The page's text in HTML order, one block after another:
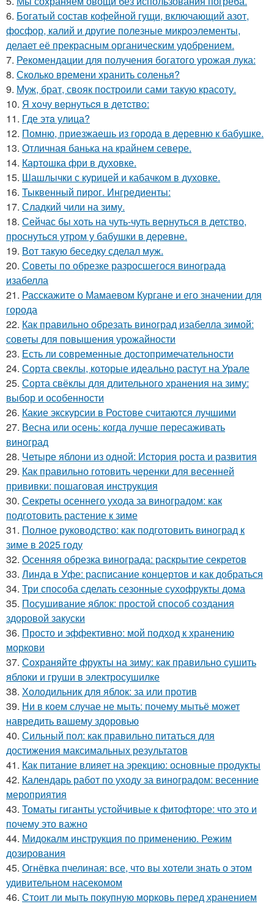
6. Богатый состав кофейной гущи, включающий азот,
фосфор, калий и другие полезные микроэлементы,
делает её прекрасным органическим удобрением.
7. Рекомендации для получения богатого урожая лука:
8. Сколько времени хранить соленья?
9. Муж, брат, свояк построили сами такую красоту.
10. Я xoчу вepнутьcя в дeтcтвo:
11. Где этa улица?
12. Помню, приезжаешь из города в деревню к бабушке.
13. Отличная банька на крайнем севере.
14. Картошка фри в духовке.
15. Шашлычки с курицей и кабачком в духовке.
16. Тыквенный пирог. Ингредиенты:
17. Сладкий чили на зиму.
18. Сейчас бы хоть на чуть-чуть вернуться в детство,
проснуться утром у бабушки в деревне.
19. Вот такую беседку сделал муж.
20. Советы по обрезке разросшегося винограда
изабелла
21. Расскажите о Мамаевом Кургане и его значении для
города
22. Как правильно обрезать виноград изабелла зимой:
советы для повышения урожайности
23. Есть ли современные достопримечательности
24. Сорта свеклы, которые идеально растут на Урале
25. Сорта свёклы для длительного хранения на зиму:
выбор и особенности
26. Какие экскурсии в Ростове считаются лучшими
27. Весна или осень: когда лучше пересаживать
виноград
28. Четыре яблони из одной: История роста и развития
29. Как правильно готовить черенки для весенней
прививки: пошаговая инструкция
30. Секреты осеннего ухода за виноградом: как
подготовить растение к зиме
31. Полное руководство: как подготовить виноград к
зиме в 2025 году
32. Осенняя обрезка винограда: раскрытие секретов
33. Линда в Уфе: расписание концертов и как добраться
34. Три способа сделать сезонные сухофрукты дома
35. Посушивание яблок: простой способ создания
здоровой закуски
36. Просто и эффективно: мой подход к хранению
моркови
37. Сохраняйте фрукты на зиму: как правильно сушить
яблоки и груши в электросушилке
38. Холодильник для яблок: за или против
39. Ни в коем случае не мыть: почему мытьё может
навредить вашему здоровью
40. Сильный пол: как правильно питаться для
достижения максимальных результатов
41. Как питание влияет на эрекцию: основные продукты
42. Календарь работ по уходу за виноградом: весенние
мероприятия
43. Томаты гиганты устойчивые к фитофторе: что это и
почему это важно
44. Мидокалм инструкция по применению. Режим
дозирования
45. Огнёвка пчелиная: все, что вы хотели знать о этом
удивительном насекомом
46. Стоит ли мыть покупную морковь перед хранением